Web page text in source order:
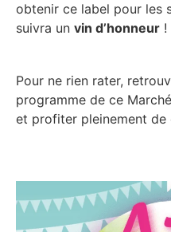
obtenir ce label pour les
suivra un vin d’honneur !
Pour ne rien rater,
programme de ce
et profiter pleinement de